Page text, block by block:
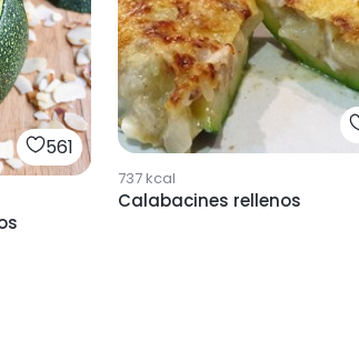
561
737kcal
Calabacines rellenos